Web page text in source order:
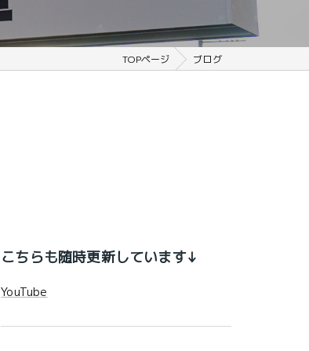
TOPページ ブログ
こちらも随時更新しています↓
YouTube